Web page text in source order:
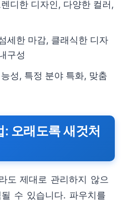
디한 디자인, 다양한 컬러,
세한 마감, 클래식한 디자
구성
성, 특정 분야 특화, 맞춤
오래도록 새것처
도 제대로 관리하지 않으
수 있습니다. 파우치를